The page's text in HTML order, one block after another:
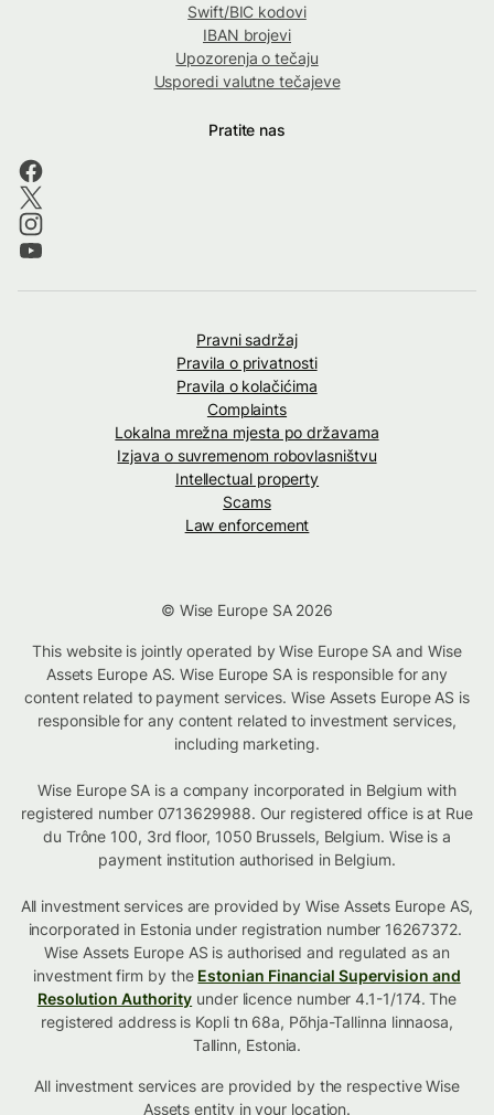
Swift/BIC kodovi
IBAN brojevi
Upozorenja o tečaju
Usporedi valutne tečajeve
Pratite nas
Pravni sadržaj
Pravila o privatnosti
Pravila o kolačićima
Complaints
Lokalna mrežna mjesta po državama
Izjava o suvremenom robovlasništvu
Intellectual property
Scams
Law enforcement
© Wise Europe SA 2026
This website is jointly operated by Wise Europe SA and Wise
Assets Europe AS. Wise Europe SA is responsible for any
content related to payment services. Wise Assets Europe AS is
responsible for any content related to investment services,
including marketing.
Wise Europe SA is a company incorporated in Belgium with
registered number 0713629988. Our registered office is at Rue
du Trône 100, 3rd floor, 1050 Brussels, Belgium. Wise is a
payment institution authorised in Belgium.
All investment services are provided by Wise Assets Europe AS,
incorporated in Estonia under registration number 16267372.
Wise Assets Europe AS is authorised and regulated as an
investment firm by the Estonian Financial Supervision and
Resolution Authority under licence number 4.1-1/174. The
registered address is Kopli tn 68a, Põhja-Tallinna linnaosa,
Tallinn, Estonia.
All investment services are provided by the respective Wise
Assetsentity in your location.